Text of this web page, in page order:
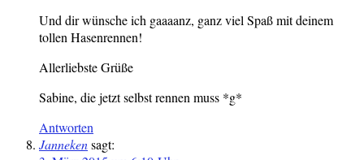
Und dir wünsche ich gaaaanz, ganz viel Spaß mit deinem
tollen Hasenrennen!
Allerliebste Grüße
Sabine, die jetzt selbst rennen muss *g*
Antworten
Jannekensagt: